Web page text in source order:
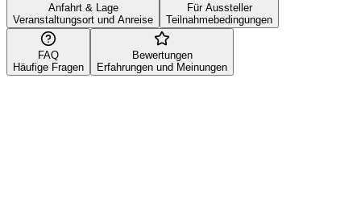
Anfahrt & Lage
Veranstaltungsort und Anreise
Für Aussteller
Teilnahmebedingungen
FAQ
Häufige Fragen
Bewertungen
Erfahrungen und Meinungen